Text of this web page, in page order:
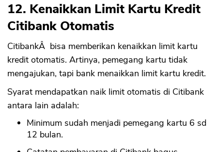
12. Kenaikkan Limit Kartu Kredit
Citibank Otomatis
CitibankÂ bisa memberikan kenaikkan limit kartu
kredit otomatis. Artinya, pemegang kartu tidak
mengajukan, tapi bank menaikkan limit kartu kredit.
Syarat mendapatkan naik limit otomatis di Citibank
antara lain adalah:
Minimum sudah menjadi pemegang kartu 6 sd
12 bulan.